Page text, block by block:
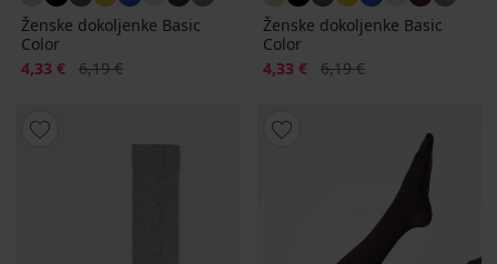
Ženske dokoljenke Basic
Color
Popust
4,33 € Prvobitna cijena
6,19 €
Ženske dokoljenke Basic
Color
Popust
4,33 € Prvobitna cijena
6,19 €